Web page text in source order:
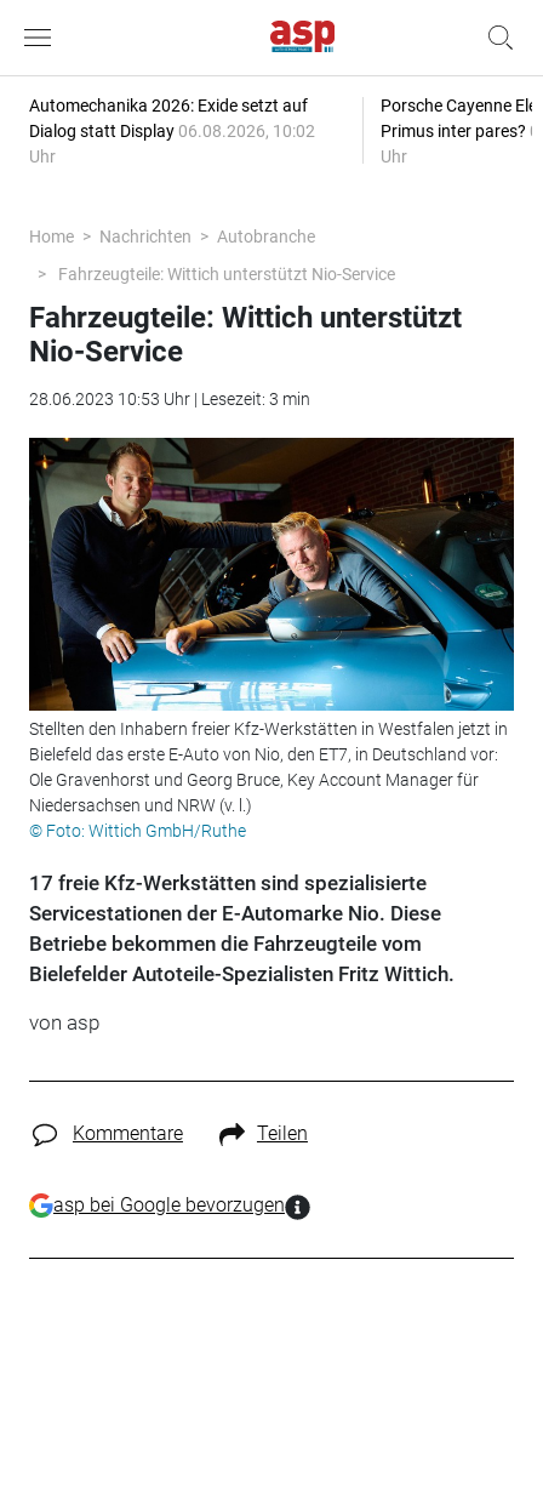
Automechanika 2026: Exide setzt auf
Dialog statt Display 06.08.2026, 10:02
Uhr
Porsche Cayenne
Primus inter pares?
Uhr
Home Nachrichten
Autobranche
Fahrzeugteile: Wittich unterstützt Nio-Service
Fahrzeugteile: Wittich unterstützt
Nio-Service
28.06.2023 10:53 Uhr | Lesezeit: 3 min
Stellten den Inhabern freier Kfz-Werkstätten in Westfalen jetzt in
Bielefeld das erste E-Auto von Nio, den ET7, in Deutschland vor:
Ole Gravenhorst und Georg Bruce, Key Account Manager für
Niedersachsen und NRW (v. l.)
© Foto: Wittich GmbH/Ruthe
17 freie Kfz-Werkstätten sind spezialisierte
Servicestationen der E-Automarke Nio. Diese
Betriebe bekommen die Fahrzeugteile vom
Bielefelder Autoteile-Spezialisten Fritz Wittich.
von asp
Kommentare Teilen
asp bei Google bevorzugen